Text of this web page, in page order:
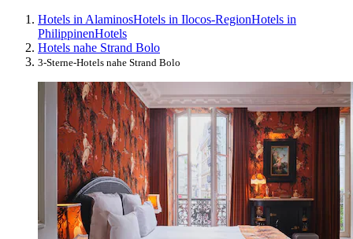
Hotels in AlaminosHotels in Ilocos-RegionHotels in
PhilippinenHotels
Hotels nahe Strand Bolo
3-Sterne-Hotels nahe Strand Bolo